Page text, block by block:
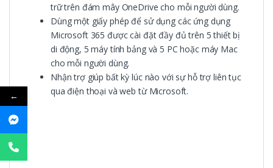
trữ trên đám mây OneDrive cho mỗi người dùng.
Dùng một giấy phép để sử dụng các ứng dụng
Microsoft 365 được cài đặt đầy đủ trên 5 thiết bị
di động, 5 máy tính bảng và 5 PC hoặc máy Mac
cho mỗi người dùng.
Nhận trợ giúp bất kỳ lúc nào với sự hỗ trợ liên tục
qua điện thoại và web từ Microsoft.
←